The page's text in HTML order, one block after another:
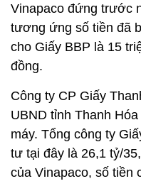
Vinapaco đứng trước
tương ứng số tiền đã
cho Giấy BBP là 15
đồng.
Công ty CP Giấy
UBND tỉnh Thanh
máy. Tổng công ty
tư tại đây là 26,1 tỷ/
của Vinapaco, số tiền